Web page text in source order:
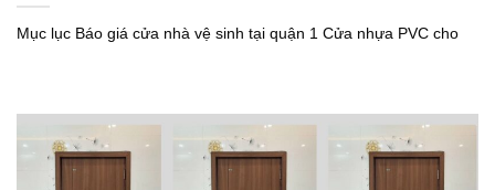
Mục lục Báo giá cửa nhà vệ sinh tại quận 1 Cửa nhựa PVC cho